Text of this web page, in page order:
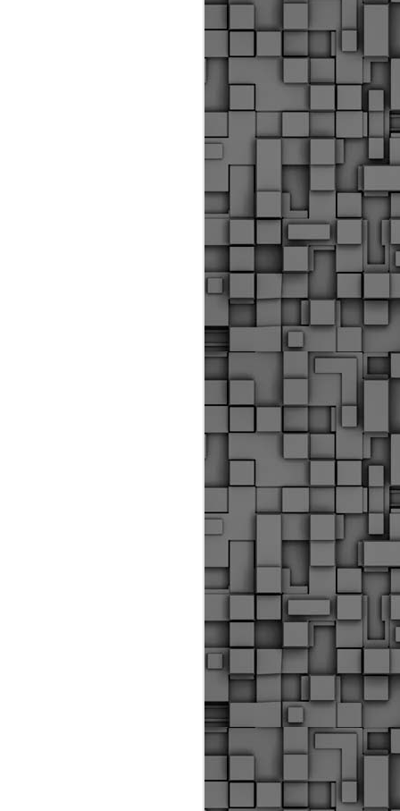
αστυνομικούς, οι οποίοι έχουν
εκπαίδευσή τους και
καθήκοντα.
ο Δήμος παρέλαβε τρία
οποία θα χρησιμοποιούνται για
μετακινήσεις των